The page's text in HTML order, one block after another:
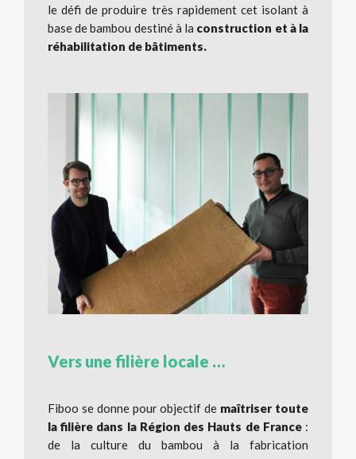
le défi de produire très rapidement cet isolant à
base de bambou destiné à la construction et à la
réhabilitation de bâtiments.
Vers une filière locale …
Fiboo se donne pour objectif de maîtriser toute
la filière dans la Région des Hauts de France:
de la culture du bambou à la fabrication